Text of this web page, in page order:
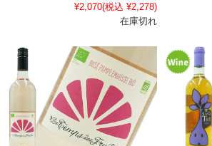
¥2,070(税込 ¥2,278)
在庫切れ